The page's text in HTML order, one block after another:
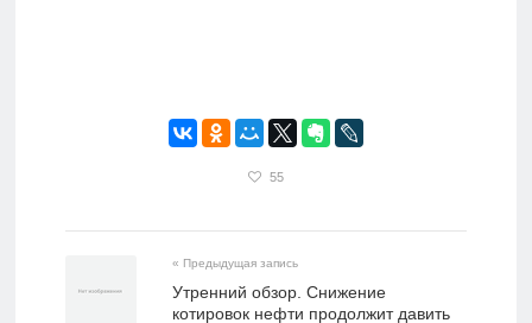
55
« Предыдущая запись
Утренний обзор. Снижение
котировок нефти продолжит давить